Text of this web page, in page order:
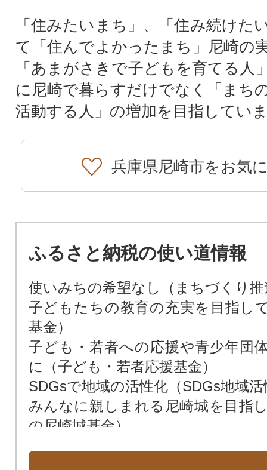
「住みたいまち」、「住み続けた
て「住んでよかったまち」尼崎の
「あまがさきで子どもを育てる人
に尼崎で暮らすだけでなく「まち
活動する人」の増加を目指してい
兵庫県尼崎市をお気
ふるさと納税の使い道情報
使いみちの希望なし（まちづくり推
子どもたちの教育の充実を目指し
基金）
子ども・若者への応援や青少年団
に（子ども・若者応援基金）
SDGsで地域の活性化（SDGs地域
みんなに親しまれる尼崎城を目指
の尼崎城基金）